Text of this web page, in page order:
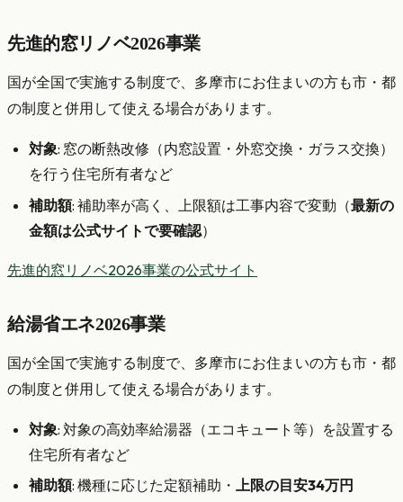
先進的窓リノベ2026事業
国が全国で実施する制度で、多摩市にお住まいの方も市・都
の制度と併用して使える場合があります。
対象: 窓の断熱改修（内窓設置・外窓交換・ガラス交換）
を行う住宅所有者など
補助額: 補助率が高く、上限額は工事内容で変動（最新の
金額は公式サイトで要確認）
先進的窓リノベ2026事業の公式サイト
給湯省エネ2026事業
国が全国で実施する制度で、多摩市にお住まいの方も市・都
の制度と併用して使える場合があります。
対象: 対象の高効率給湯器（エコキュート等）を設置する
住宅所有者など
補助額: 機種に応じた定額補助・ 上限の目安34万円